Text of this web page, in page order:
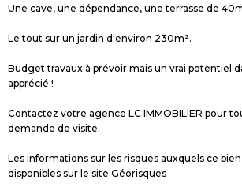
Une cave, une dépendance, une terrasse de
Le tout sur un jardin d'environ 230m².
Budget travaux à prévoir mais un vrai potentiel
apprécié !
Contactez votre agence LC IMMOBILIER pour
demande de visite.
Les informations sur les risques auxquels ce
disponibles sur le site Géorisques